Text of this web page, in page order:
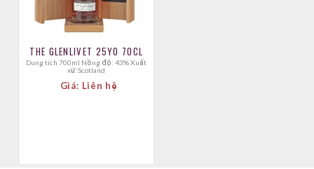
THE GLENLIVET 25YO 70CL
Dung tích 700ml Nồng độ: 43% Xuất
xứ:Scotland
Giá: Liên hệ